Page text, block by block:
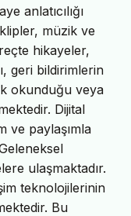
anlatıcılığı
müzik ve
hikayeler,
geri bildirimlerin
okunduğu veya
Dijital
ve paylaşımla
ulaşmaktadır.
teknolojilerinin
Bu